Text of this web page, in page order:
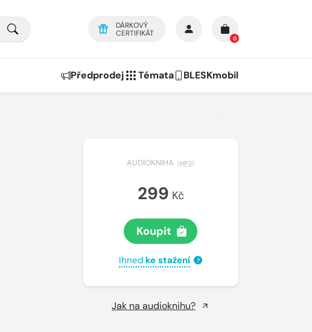
DÁRKOVÝ
CERTIFIKÁT
0
Předprodej Témata BLESKmobil
AUDIOKNIHA (MP3)
299 Kč
Koupit
Ihned ke stažení ?
Jak na audioknihu?